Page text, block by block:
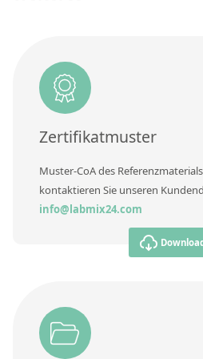
Zertifikatmuster
Muster-CoA des
kontaktieren Sie unseren
info@labmix24.com